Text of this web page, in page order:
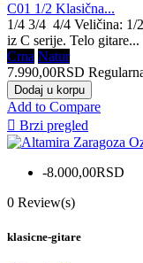
C01 1/2 Klasična...
1/4 3/4 4/4 Veličina: 1/
iz C serije. Telo gitare...
Crna Natur
7.990,00RSD
Dodaj u korpu
Add to Compare
 Brzi pregled
-8.000,00RSD
0 Review(s)
klasicne-gitare